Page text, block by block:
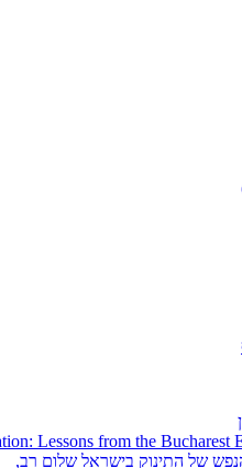
Lessons from the Bucharest
של התינוק בישראל שלום רב,